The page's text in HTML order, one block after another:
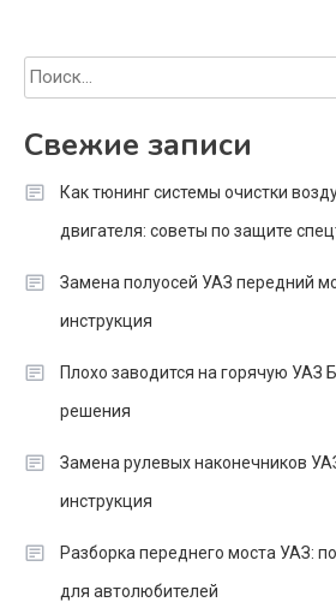
Свежие записи
Как тюнинг системы очистки
двигателя: советы по защите
Замена полуосей УАЗ передний
инструкция
Плохо заводится на горячую УАЗ
решения
Замена рулевых наконечников
инструкция
Разборка переднего моста УАЗ:
для автолюбителей